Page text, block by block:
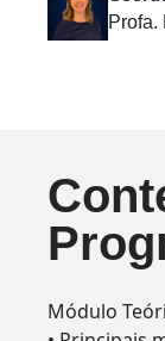
Profa.
Módulo